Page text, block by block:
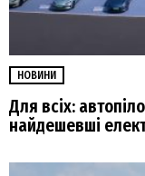
НОВИНИ
Для всіх:
найдешевші